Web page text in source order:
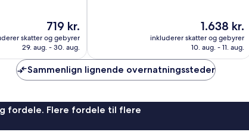
Prisen
er
719 kr.
719 kr.
skatter og gebyrer
29. aug. - 30. aug.
Prisen
er
1.638 kr.
1.638 kr.
inkluderer skatter og gebyrer
10. aug. - 11. aug.
Sammenlign lignende overnatningssteder
fordele. Flere fordele til flere